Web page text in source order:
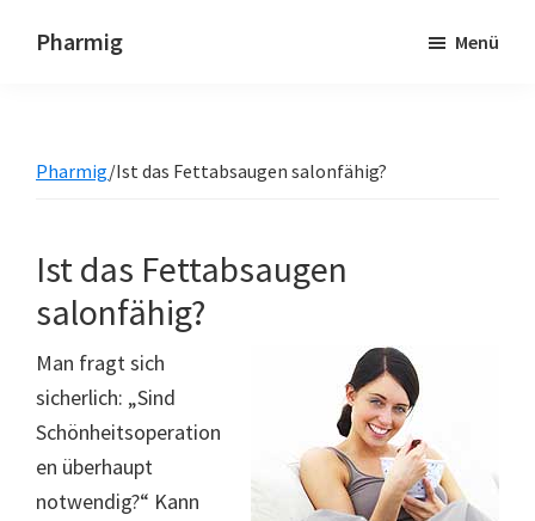
Inhalt
Seitenspalte
Pharmig
Überblick
Menü
Pharmig/Ist das Fettabsaugen salonfähig?
Ist das Fettabsaugen
salonfähig?
Man fragt sich
sicherlich: „Sind
Schönheitsoperation
en überhaupt
notwendig?“ Kann